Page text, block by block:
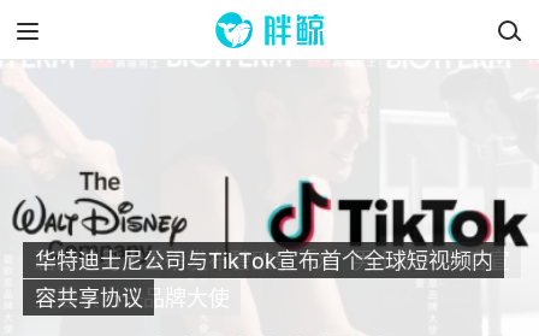
华特迪士尼公司与TikTok宣布首个全球短视频内
容共享协议